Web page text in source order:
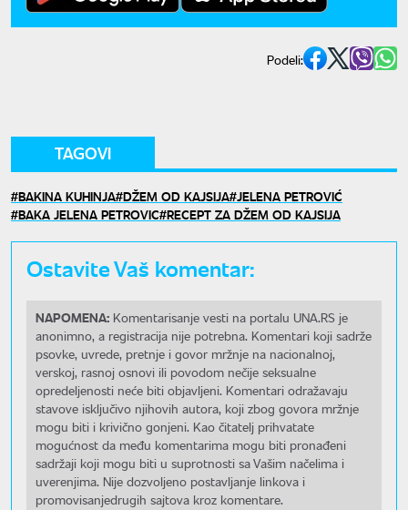
Podeli:
TAGOVI
BAKINA KUHINJA DŽEM OD KAJSIJA JELENA PETROVIĆ
BAKA JELENA PETROVIC RECEPT ZA DŽEM OD KAJSIJA
Ostavite Vaš komentar:
NAPOMENA: Komentarisanje vesti na portalu UNA.RS je
anonimno, a registracija nije potrebna. Komentari koji sadrže
psovke, uvrede, pretnje i govor mržnje na nacionalnoj,
verskoj, rasnoj osnovi ili povodom nečije seksualne
opredeljenosti neće biti objavljeni. Komentari odražavaju
stavove isključivo njihovih autora, koji zbog govora mržnje
mogu biti i krivično gonjeni. Kao čitatelj prihvatate
mogućnost da među komentarima mogu biti pronađeni
sadržaji koji mogu biti u suprotnosti sa Vašim načelima i
uverenjima. Nije dozvoljeno postavljanje linkova i
promovisanjedrugih sajtova kroz komentare.